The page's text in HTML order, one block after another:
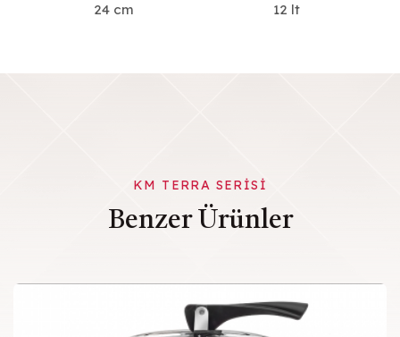
24 cm
12 lt
KM TERRA SERISI
Benzer Ürünler